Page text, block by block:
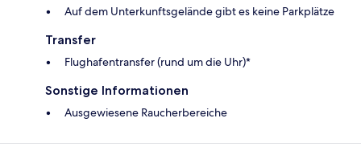
Auf dem Unterkunftsgelände gibt es keine Parkplätze
Transfer
Flughafentransfer (rund um die Uhr)*
Sonstige Informationen
Ausgewiesene Raucherbereiche